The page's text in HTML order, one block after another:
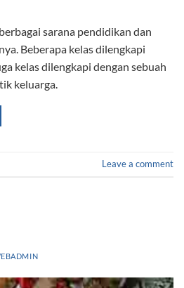
sarana pendidikan dan
Beberapa kelas dilengkapi
kelas dilengkapi dengan sebuah
keluarga.
Leave a comment